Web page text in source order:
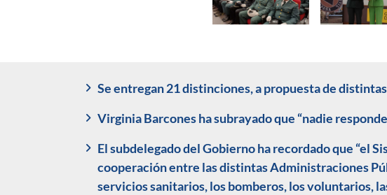
Se entregan 21 distinciones, a propuesta de
Virginia Barcones ha subrayado que “nadie
El subdelegado del Gobierno ha recordado que “el
cooperación entre las distintas Administraciones
servicios sanitarios, los bomberos, los voluntarios,